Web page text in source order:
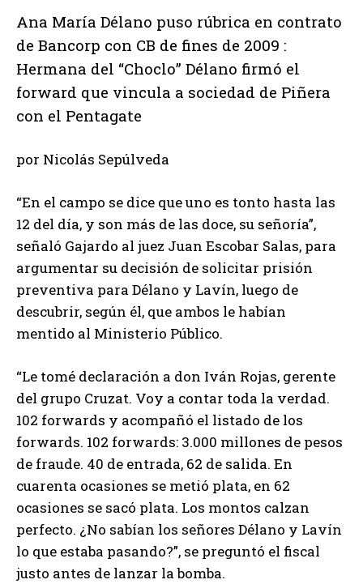
Ana María Délano puso rúbrica en contrato
de Bancorp con CB de fines de 2009 :
Hermana del “Choclo” Délano firmó el
forward que vincula a sociedad de Piñera
con el Pentagate
por Nicolás Sepúlveda
“En el campo se dice que uno es tonto hasta las
12 del día, y son más de las doce, su señoría”,
señaló Gajardo al juez Juan Escobar Salas, para
argumentar su decisión de solicitar prisión
preventiva para Délano y Lavín, luego de
descubrir, según él, que ambos le habían
mentido al Ministerio Público.
“Le tomé declaración a don Iván Rojas, gerente
del grupo Cruzat. Voy a contar toda la verdad.
102 forwards y acompañó el listado de los
forwards. 102 forwards: 3.000 millones de pesos
de fraude. 40 de entrada, 62 de salida. En
cuarenta ocasiones se metió plata, en 62
ocasiones se sacó plata. Los montos calzan
perfecto. ¿No sabían los señores Délano y Lavín
lo que estaba pasando?”, se preguntó el fiscal
justo antes de lanzar la bomba.